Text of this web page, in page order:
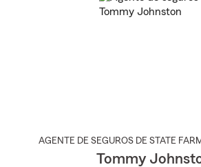
AGENTE DE SEGUROS DE STATE
Tommy